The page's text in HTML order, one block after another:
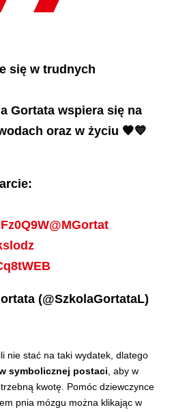
się w trudnych
Gortata wspiera się na
oraz w życiu 🧡💙
@MGortat
(@SzkolaGortataL)
nie stać na taki wydatek, dlatego
symbolicznej postaci, aby w
kwotę. Pomóc dziewczynce
pnia mózgu można klikając w